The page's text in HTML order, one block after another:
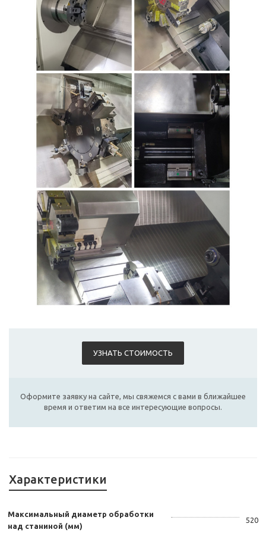
УЗНАТЬ СТОИМОСТЬ
Оформите заявку на сайте, мы свяжемся с вами в ближайшее
время и ответим на все интересующие вопросы.
Характеристики
Максимальный диаметр обработки
над станиной (мм)
520